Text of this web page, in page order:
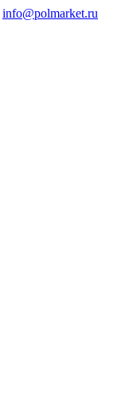
info@polmarket.ru